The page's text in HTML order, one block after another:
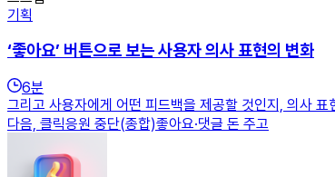
기획
‘좋아요’ 버튼으로 보는 사용자 의사 표현의 변화
6분
그리고 사용자에게 어떤 피드백을 제공할 것인지, 의사
다음, 클릭응원 중단(종합)좋아요·댓글 돈 주고